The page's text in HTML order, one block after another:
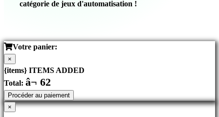
catégorie de jeux d'automatisation !
Votre panier:
×
{items} ITEMS ADDED
Total: â¬ 62
Procéder au paiement
×